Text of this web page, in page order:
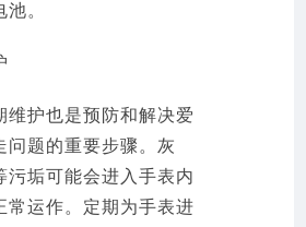
。
维护也是预防和解决爱
问题的重要步骤。灰
污垢可能会进入手表内
常运作。定期为手表进